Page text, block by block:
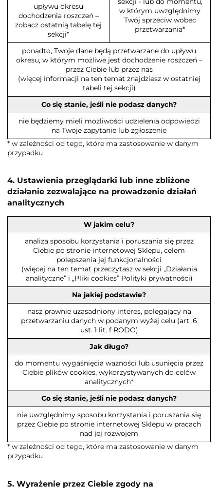
upływu okresu
dochodzenia roszczeń –
zobacz ostatnią tabelę tej
sekcji*
w którym uwzględnimy
Twój sprzeciw wobec
przetwarzania*
ponadto, Twoje dane będą przetwarzane do upływu
okresu, w którym możliwe jest dochodzenie roszczeń –
przez Ciebie lub przez nas
(więcej informacji na ten temat znajdziesz w ostatniej
tabeli tej sekcji)
Co się stanie, jeśli nie podasz danych?
nie będziemy mieli możliwości udzielenia odpowiedzi
na Twoje zapytanie lub zgłoszenie
* w zależności od tego, które ma zastosowanie w danym
przypadku
4. Ustawienia przeglądarki lub inne zbliżone
działanie zezwalające na prowadzenie działań
analitycznych
W jakim celu?
analiza sposobu korzystania i poruszania się przez
Ciebie po stronie internetowej Sklepu, celem
polepszenia jej funkcjonalności
(więcej na ten temat przeczytasz w sekcji „Działania
analityczne” i „Pliki cookies” Polityki prywatności)
Na jakiej podstawie?
nasz prawnie uzasadniony interes, polegający na
przetwarzaniu danych w podanym wyżej celu (art. 6
ust. 1 lit. f RODO)
Jak długo?
do momentu wygaśnięcia ważności lub usunięcia przez
Ciebie plików cookies, wykorzystywanych do celów
analitycznych*
Co się stanie, jeśli nie podasz danych?
nie uwzględnimy sposobu korzystania i poruszania się
przez Ciebie po stronie internetowej Sklepu w pracach
nad jej rozwojem
* w zależności od tego, które ma zastosowanie w danym
przypadku
5. Wyrażenie przez Ciebie zgody na